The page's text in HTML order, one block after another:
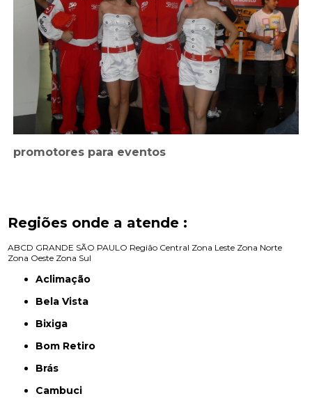
promotores para eventos
Regiões onde a atende :
ABCD GRANDE SÃO PAULO Região Central Zona Leste Zona Norte
Zona Oeste Zona Sul
Aclimação
Bela Vista
Bixiga
Bom Retiro
Brás
Cambuci